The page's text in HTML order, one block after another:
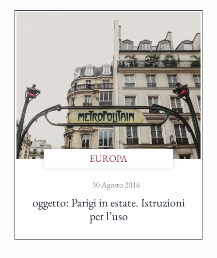
EUROPA
30 Agosto 2016
oggetto: Parigi in estate. Istruzioni
per l’uso